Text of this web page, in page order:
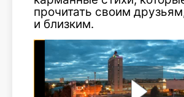
прочитать своим
и близким.